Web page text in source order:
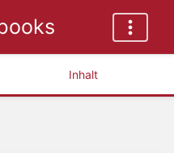
Inhalt